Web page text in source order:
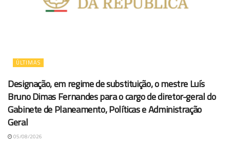
ÚLTIMAS
Designação, em regime de substituição, o mestre Luís
Bruno Dimas Fernandes para o cargo de diretor-geral do
Gabinete de Planeamento, Políticas e Administração
Geral
05/08/2026